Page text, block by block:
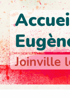
Joinville